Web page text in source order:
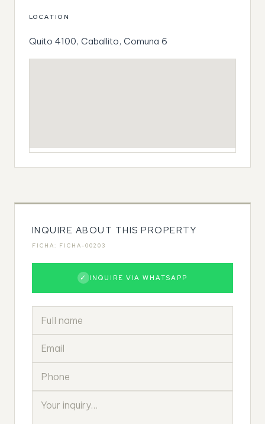
LOCATION
Quito 4100, Caballito, Comuna 6
INQUIRE ABOUT THIS PROPERTY
FICHA: FICHA-00203
✓ INQUIRE VIA WHATSAPP